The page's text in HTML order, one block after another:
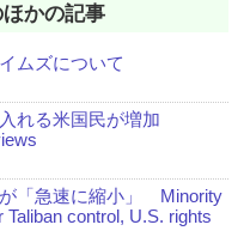
かの記事
ムズについて
れる米国民が増加
「急速に縮小」 Minority
Taliban control, U.S. rights